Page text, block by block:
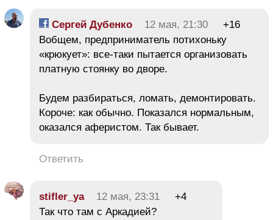
Сергей Дубенко 12 мая, 21:30
+16
Вобщем, предприниматель потихоньку
«крюкует»: все-таки пытается организовать
платную стоянку во дворе.
Будем разбираться, ломать, демонтировать.
Короче: как обычно. Показался нормальным,
оказался аферистом. Так бывает.
Ответить
stifler_ya 12 мая, 23:31
+4
Так что там с Аркадией?